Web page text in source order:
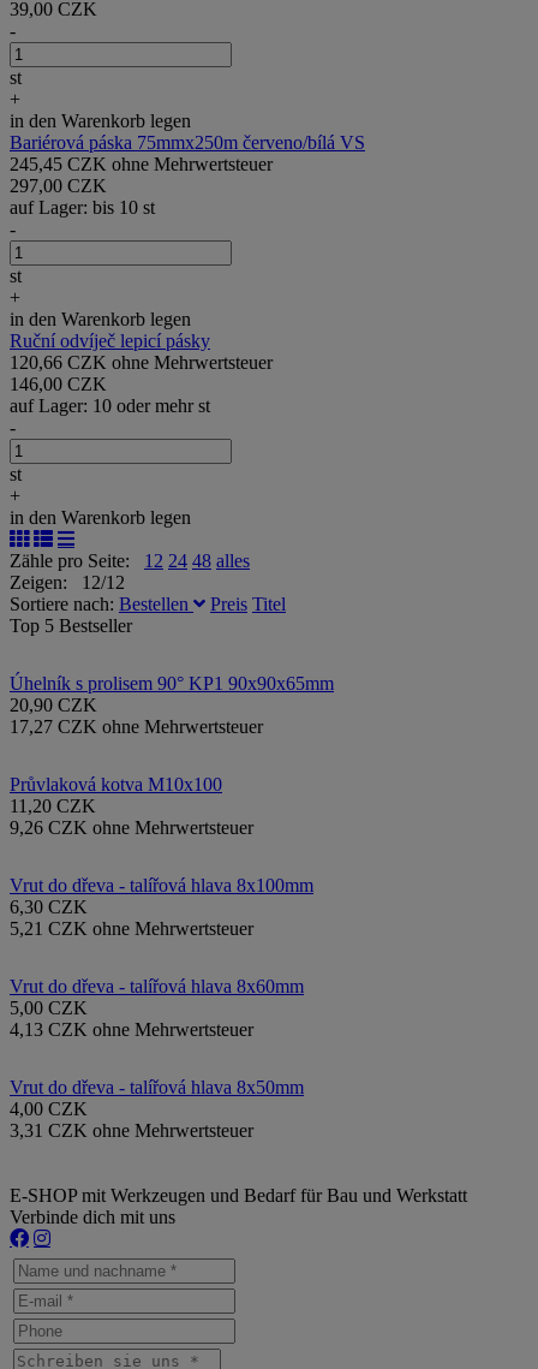
39,00 CZK
-
st
+
in den Warenkorb legen
Bariérová páska 75mmx250m červeno/bílá VS
245,45 CZK ohne Mehrwertsteuer
297,00 CZK
auf Lager: bis 10 st
-
st
+
in den Warenkorb legen
Ruční odvíječ lepicí pásky
120,66 CZK ohne Mehrwertsteuer
146,00 CZK
auf Lager: 10 oder mehr st
-
st
+
in den Warenkorb legen
Zähle pro Seite: 12 24 48 alles
Zeigen: 12/12
Sortiere nach: Bestellen Preis Titel
Top 5 Bestseller
Úhelník s prolisem 90° KP1 90x90x65mm
20,90 CZK
17,27 CZK ohne Mehrwertsteuer
Průvlaková kotva M10x100
11,20 CZK
9,26 CZK ohne Mehrwertsteuer
Vrut do dřeva - talířová hlava 8x100mm
6,30 CZK
5,21 CZK ohne Mehrwertsteuer
Vrut do dřeva - talířová hlava 8x60mm
5,00 CZK
4,13 CZK ohne Mehrwertsteuer
Vrut do dřeva - talířová hlava 8x50mm
4,00 CZK
3,31 CZK ohne Mehrwertsteuer
E-SHOP mit Werkzeugen und Bedarf für Bau und Werkstatt
Verbinde dich mit uns